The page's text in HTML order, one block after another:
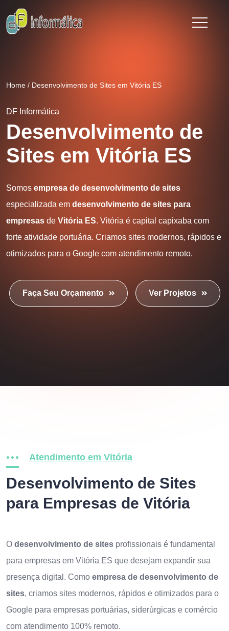
Home / Desenvolvimento de Sites em Vitória ES
DF Informática
Desenvolvimento de
Sites em Vitória ES
Somos empresa de desenvolvimento de sites
especializada em desenvolvimento de sites para
empresas de Vitória ES. Vitória é capital capixaba com
forte atividade portuária. Criamos sites modernos, rápidos e
otimizados para o Google com atendimento remoto.
Faça Seu Orçamento Ver Projetos
Atendimento em Vitória
Desenvolvimento de Sites
para Empresas de Vitória
O desenvolvimento de sites profissionais é fundamental
para empresas em Vitória ES que desejam expandir sua
presença digital. Como empresa de desenvolvimento de
sites, criamos sites modernos, rápidos e otimizados para o
Google para empresas portuárias, siderúrgicas e comércio
com atendimento 100% remoto.